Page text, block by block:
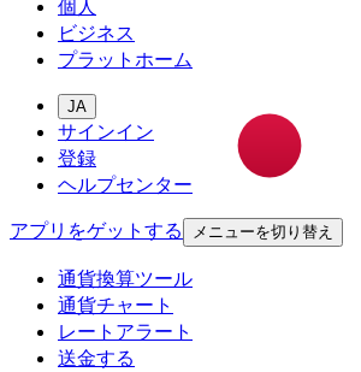
個人
ビジネス
プラットホーム
JA
サインイン
登録
ヘルプセンター
アプリをゲットする
メニューを切り替え
通貨換算ツール
通貨チャート
レートアラート
送金する